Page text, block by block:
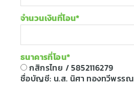
จำนวนเงินที่โอน*
ธนาคารที่โอน*
กสิกรไทย / 5852116279​
ชื่อบัญชี: น.ส. นิศา ทองทวีพรรณ